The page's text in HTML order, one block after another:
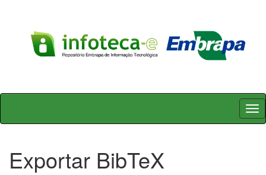
Skip
Exportar BibTeX